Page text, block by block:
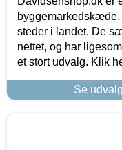
steder i landet. De
nettet, og har
et stort udvalg. Klik
Se